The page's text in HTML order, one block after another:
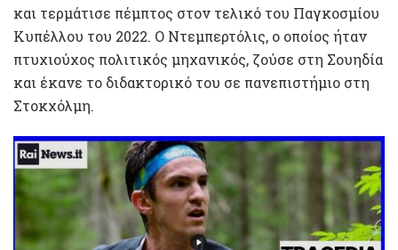
και τερμάτισε πέμπτος στον τελικό του Παγκοσμίου
Κυπέλλου του 2022. Ο Ντεμπερτόλις, ο οποίος ήταν
πτυχιούχος πολιτικός μηχανικός, ζούσε στη Σουηδία
και έκανε το διδακτορικό του σε πανεπιστήμιο στη
Στοκχόλμη.